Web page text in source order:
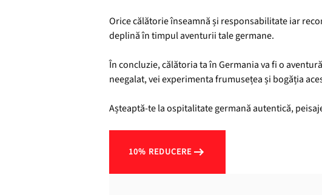
Orice călătorie înseamnă și responsabilitate iar
deplină în timpul aventurii tale germane.
În concluzie, călătoria ta în Germania va fi o
neegalat, vei experimenta frumusețea și bogăția
Așteaptă-te la ospitalitate germană autentică,
10% REDUCERE